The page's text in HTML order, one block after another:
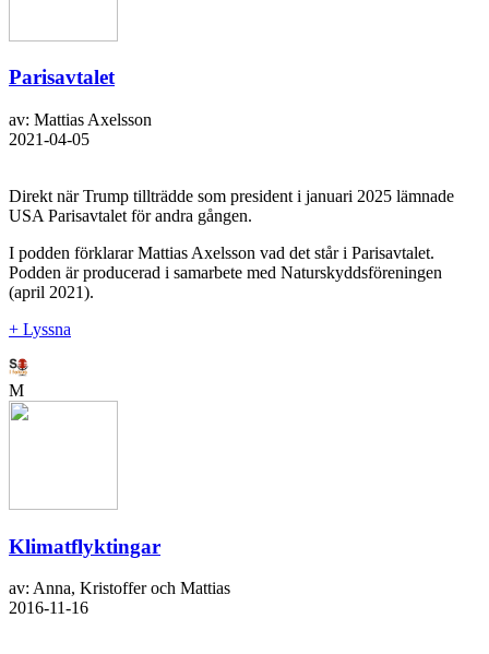
Parisavtalet
av: Mattias Axelsson
2021-04-05
Direkt när Trump tillträdde som president i januari 2025 lämnade
USA Parisavtalet för andra gången.
I podden förklarar Mattias Axelsson vad det står i Parisavtalet.
Podden är producerad i samarbete med Naturskyddsföreningen
(april 2021).
+ Lyssna
M
Klimatflyktingar
av: Anna, Kristoffer och Mattias
2016-11-16